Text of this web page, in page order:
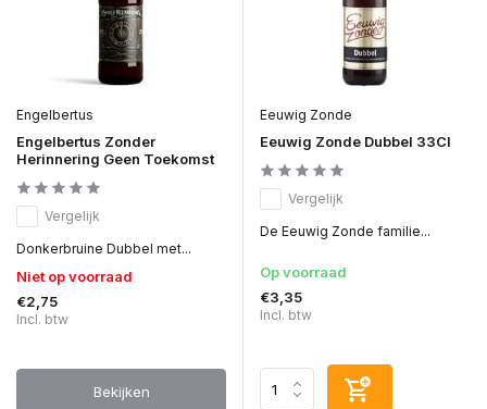
Engelbertus
Engelbertus Zonder
Herinnering Geen Toekomst
Vergelijk
Donkerbruine Dubbel met...
Niet op voorraad
€2,75
Incl. btw
Bekijken
Eeuwig Zonde
Eeuwig Zonde Dubbel 33Cl
Vergelijk
De Eeuwig Zonde familie...
Op voorraad
€3,35
Incl. btw